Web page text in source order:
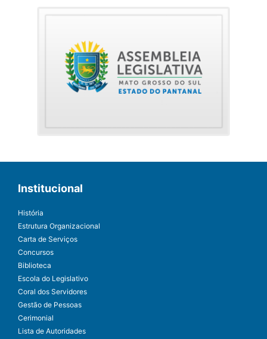
Institucional
História
Estrutura Organizacional
Carta de Serviços
Concursos
Biblioteca
Escola do Legislativo
Coral dos Servidores
Gestão de Pessoas
Cerimonial
Lista de Autoridades